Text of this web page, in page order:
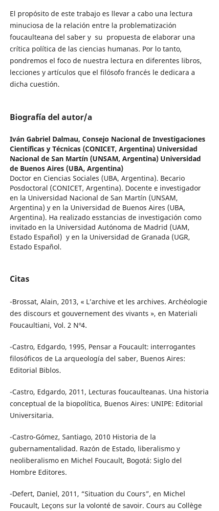
El propósito de este trabajo es llevar a cabo una lectura
minuciosa de la relación entre la problematización
foucaulteana del saber y su propuesta de elaborar una
crítica política de las ciencias humanas. Por lo tanto,
pondremos el foco de nuestra lectura en diferentes libros,
lecciones y artículos que el filósofo francés le dedicara a
dicha cuestión.
Biografía del autor/a
Iván Gabriel Dalmau, Consejo Nacional de Investigaciones
Científicas y Técnicas (CONICET, Argentina) Universidad
Nacional de San Martín (UNSAM, Argentina) Universidad
de Buenos Aires (UBA, Argentina)
Doctor en Ciencias Sociales (UBA, Argentina). Becario
Posdoctoral (CONICET, Argentina). Docente e investigador
en la Universidad Nacional de San Martín (UNSAM,
Argentina) y en la Universidad de Buenos Aires (UBA,
Argentina). Ha realizado esstancias de investigación como
invitado en la Universidad Autónoma de Madrid (UAM,
Estado Español) y en la Universidad de Granada (UGR,
Estado Español.
Citas
-Brossat, Alain, 2013, « L’archive et les archives. Archéologie
des discours et gouvernement des vivants », en Materiali
Foucaultiani, Vol. 2 Nº4.
-Castro, Edgardo, 1995, Pensar a Foucault: interrogantes
filosóficos de La arqueología del saber, Buenos Aires:
Editorial Biblos.
-Castro, Edgardo, 2011, Lecturas foucaulteanas. Una historia
conceptual de la biopolítica, Buenos Aires: UNIPE: Editorial
Universitaria.
-Castro-Gómez, Santiago, 2010 Historia de la
gubernamentalidad. Razón de Estado, liberalismo y
neoliberalismo en Michel Foucault, Bogotá: Siglo del
Hombre Editores.
-Defert, Daniel, 2011, “Situation du Cours”, en Michel
Foucault, Leçons sur la volonté de savoir. Cours au Collège